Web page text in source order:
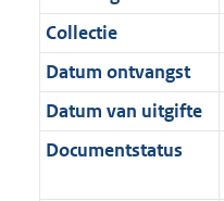
e
i
n
f
9
K
b
i
e
i
n
1
0
K
b
t
i
e
i
:
1
5
K
a
t
i
e
:
9
K
b
Collectie
Datum ontvangst
Datum van uitgifte
Documentstatus